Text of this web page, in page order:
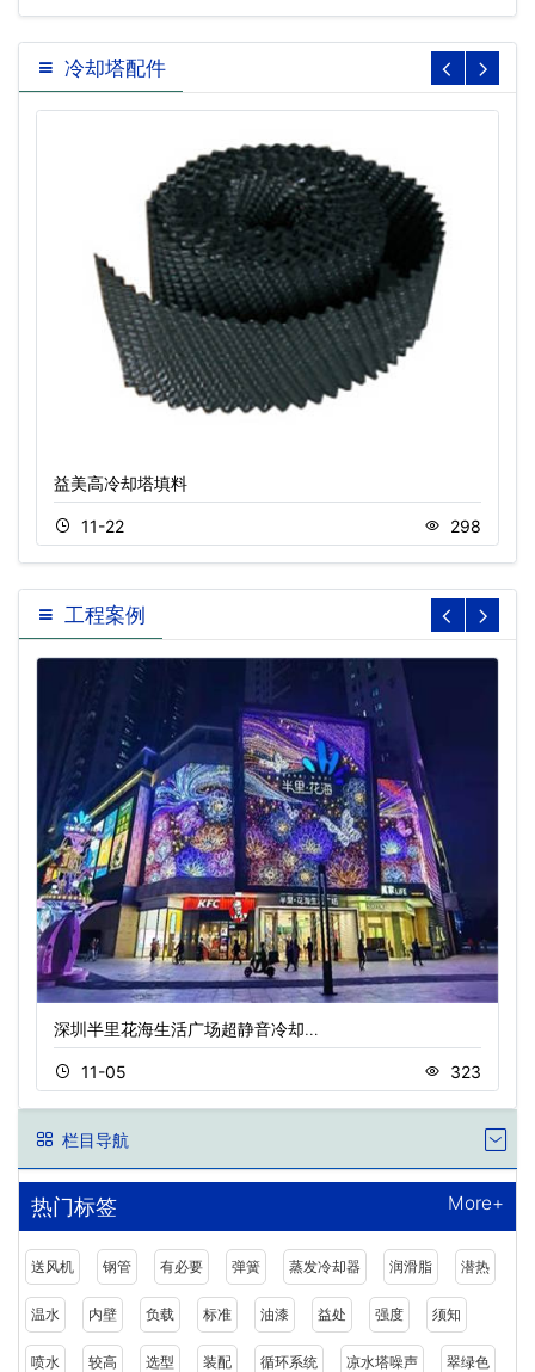
冷却塔配件
益美高冷却塔填料
11-22 298
工程案例
深圳半里花海生活广场超静音冷却…
11-05 323
栏目导航
热门标签 More+
送风机 钢管 有必要 弹簧 蒸发冷却器 润滑脂 潜热
温水 内壁 负载 标准 油漆 益处 强度 须知
喷水 较高 选型 装配 循环系统 凉水塔噪声 翠绿色